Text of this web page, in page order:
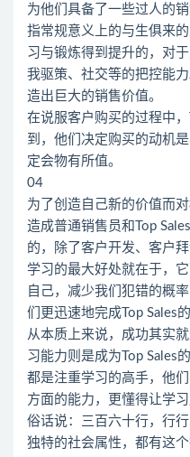
为他们具备了一些过人的
指常规意义上的与生俱来
习与锻炼得到提升的，对
我驱策、社交等的把控能
造出巨大的销售价值。
在说服客户购买的过程中
到，他们决定购买的动机
定会物有所值。
04
为了创造自己新的价值而对
造成普通销售员和Top
的，除了客户开发、客户
学习的最大好处就在于，
自己，减少我们犯错的概
们更迅速地完成Top Sales
从本质上来说，成功其实
习能力则是成为Top Sales
都是注重学习的高手，他
方面的能力，更懂得让学习
俗话说：三百六十行，行
独特的社会属性，都有这